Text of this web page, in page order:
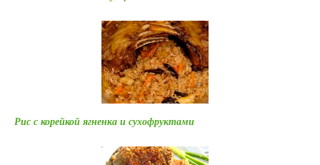
Рис с корейкой ягненка и сухофруктами